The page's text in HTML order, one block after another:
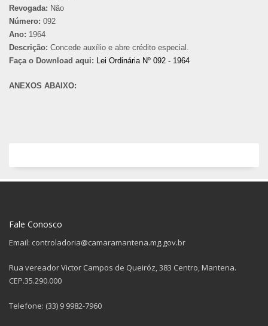
Revogada: Não
Número: 092
Ano: 1964
Descrição: Concede auxílio e abre crédito especial.
Faça o Download aqui: Lei Ordinária Nº 092 - 1964
ANEXOS ABAIXO:
Fale Conosco
Email: controladoria@camaramantena.mg.gov.br
Rua vereador Victor Campos de Queiróz, 383 Centro, Mantena.
CEP.35.290.000
Telefone: (33) 9 9982-7960